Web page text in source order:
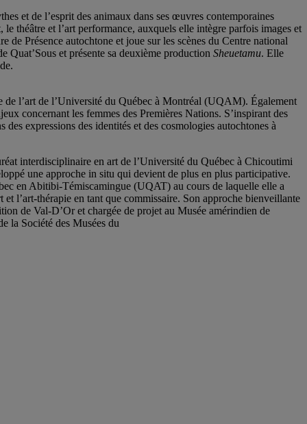
et de l’esprit des animaux dans ses œuvres contemporaines
théâtre et l’art performance, auxquels elle intègre parfois images et
de Présence autochtone et joue sur les scènes du Centre national
Quat’Sous et présente sa deuxième production Sheuetamu. Elle
de l’art de l’Université du Québec à Montréal (UQAM). Également
concernant les femmes des Premières Nations. S’inspirant des
expressions des identités et des cosmologies autochtones à
interdisciplinaire en art de l’Université du Québec à Chicoutimi
une approche in situ qui devient de plus en plus participative.
en Abitibi-Témiscamingue (UQAT) au cours de laquelle elle a
l’art-thérapie en tant que commissaire. Son approche bienveillante
de Val-D’Or et chargée de projet au Musée amérindien de
la Société des Musées du